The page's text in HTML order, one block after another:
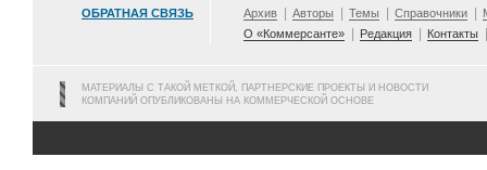
ОБРАТНАЯ СВЯЗЬ Архив Авторы Темы Справочники
О «Коммерсанте»
Редакция Контакты
МАТЕРИАЛЫ С ТАКОЙ МЕТКОЙ, ПАРТНЕРСКИЕ ПРОЕКТЫ И НОВОСТИ
КОМПАНИЙ ОПУБЛИКОВАНЫ НА КОММЕРЧЕСКОЙ ОСНОВЕ